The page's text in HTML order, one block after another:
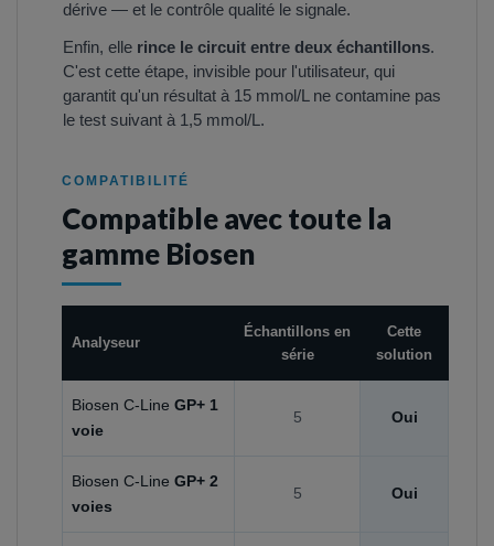
dérive — et le contrôle qualité le signale.
Enfin, elle rince le circuit entre deux échantillons.
C'est cette étape, invisible pour l'utilisateur, qui
garantit qu'un résultat à 15 mmol/L ne contamine pas
le test suivant à 1,5 mmol/L.
COMPATIBILITÉ
Compatible avec toute la
gamme Biosen
Analyseur
Échantillons en
série
Cette
solution
Biosen C-Line GP+ 1
voie
5 Oui
Biosen C-Line GP+ 2
voies
5 Oui